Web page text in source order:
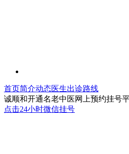
首页简介动态医生出诊路线
诚顺和开通名老中医网上预约挂号
点击24小时微信挂号